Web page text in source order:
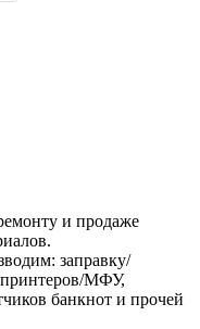
и продаже
заправку/
принтеров/МФУ,
банкнот и прочей